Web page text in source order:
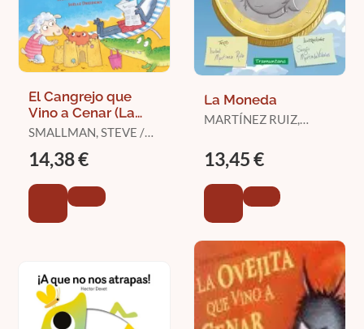
El Cangrejo que
Vino a Cenar (La
Ovejita que Vino a
SMALLMAN, STEVE /
14,38 €
La Moneda
MARTÍNEZ RUIZ,
VIDALES, SERGIO
13,45 €